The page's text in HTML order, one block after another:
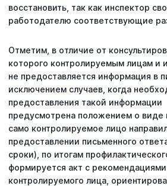
восстановить, так как инспектор
работодателю соответствующие
Отметим, в отличие от
которого контролируемым лицам и
не предоставляется информация в
исключением случаев, когда
предоставления такой информации
предусмотрена положением о виде
само контролируемое лицо
предоставлении письменного
сроки), по итогам
формируется акт с
контролируемого лица,